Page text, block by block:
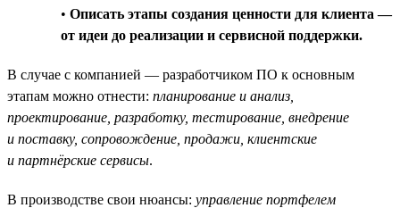
• Описать этапы создания ценности для клиента —
от идеи до реализации и сервисной поддержки.
В случае с компанией — разработчиком ПО к основным
этапам можно отнести: планирование и анализ,
проектирование, разработку, тестирование, внедрение
и поставку, сопровождение, продажи, клиентские
и партнёрские сервисы.
В производстве свои нюансы: управление портфелем